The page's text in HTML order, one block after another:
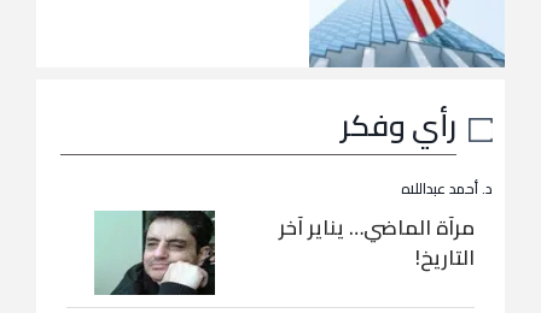
رأي وفكر
د. أحمد عبداللاه
مرآة الماضي… يناير آخر
التاريخ!